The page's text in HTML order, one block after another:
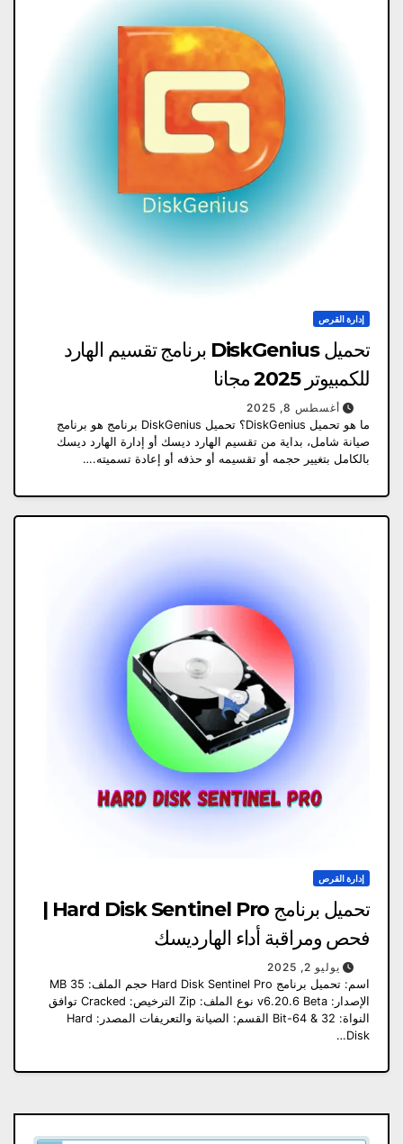
إدارة القرص
تحميل DiskGenius برنامج تقسيم الهارد
للكمبيوتر 2025 مجانا
أغسطس 8, 2025
ما هو تحميل DiskGenius؟ تحميل DiskGenius برنامج هو برنامج
صيانة شامل، بداية من تقسيم الهارد ديسك أو إدارة الهارد ديسك
بالكامل بتغيير حجمه أو تقسيمه أو حذفه أو إعادة تسميته.…
إدارة القرص
تحميل برنامج Hard Disk Sentinel Pro |
فحص ومراقبة أداء الهارديسك
يوليو 2, 2025
اسم: تحميل برنامج Hard Disk Sentinel Pro حجم الملف: 35 MB
الإصدار: v6.20.6 Beta نوع الملف: Zip الترخيص: Cracked توافق
النواة: 32 & 64-Bit القسم: الصيانة والتعريفات المصدر: Hard
Disk…